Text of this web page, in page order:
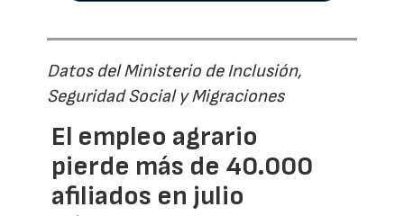
Datos del Ministerio de Inclusión,
Seguridad Social y Migraciones
El empleo agrario
pierde más de 40.000
afiliados en julio